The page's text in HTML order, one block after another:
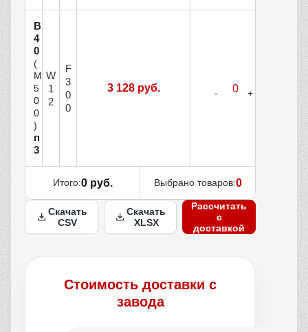
В
4
0
(
М
5
0
0
)
п
3
W
1
2
F
3
0
0
3 128 руб.
Итого:0 руб. Выбрано товаров:0
Скачать
CSV
Скачать
XLSX
Рассчитать
с
доставкой
Стоимость доставки с
завода